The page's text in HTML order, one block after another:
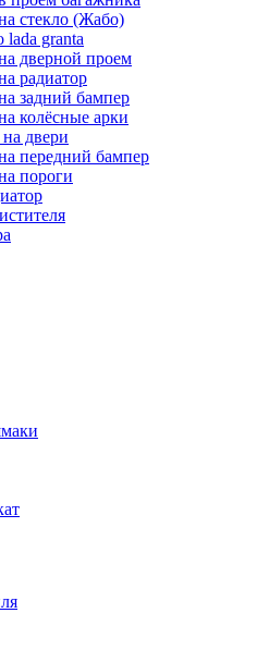
стекло (Жабо)
lada granta
дверной проем
радиатор
задний бампер
колёсные арки
двери
передний бампер
пороги